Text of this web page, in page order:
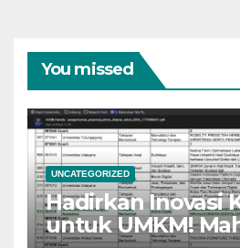
You missed
UNCATEGORIZED
Hadirkan Inovasi
untuk UMKM!